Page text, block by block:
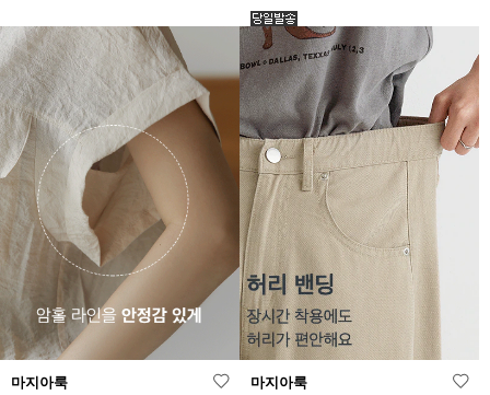
마지아룩 마지아룩